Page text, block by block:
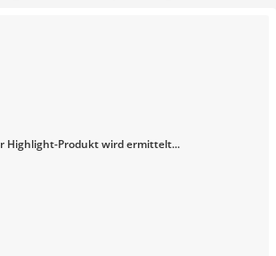
Highlight-Produkt wird ermittelt...